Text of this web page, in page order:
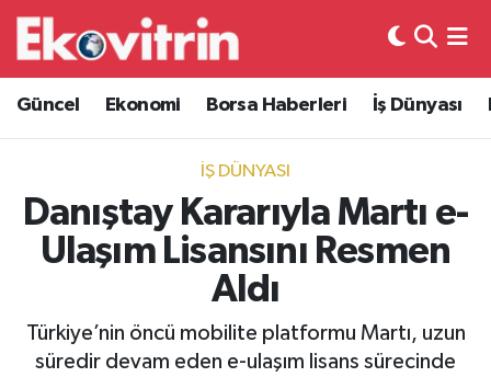
Güncel Ekonomi Borsa Haberleri İş Dünyası
İŞ DÜNYASI
Danıştay Kararıyla Martı e-
Ulaşım Lisansını Resmen
Aldı
Türkiye’nin öncü mobilite platformu Martı, uzun
süredir devam eden e-ulaşım lisans sürecinde
Güncel
Ekonomi
Borsa Haberleri
İş Dünyası
Otovitrin
Hava Durumu
Trafik Durumu
Süper Lig Puan Durumu ve Fikstür
Tüm Manşetler
Son Dakika Haberleri
Haber Arşivi